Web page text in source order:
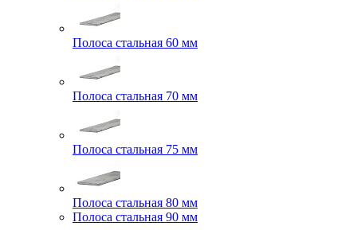
Полоса стальная 60 мм
Полоса стальная 70 мм
Полоса стальная 75 мм
Полоса стальная 80 мм
Полоса стальная 90 мм